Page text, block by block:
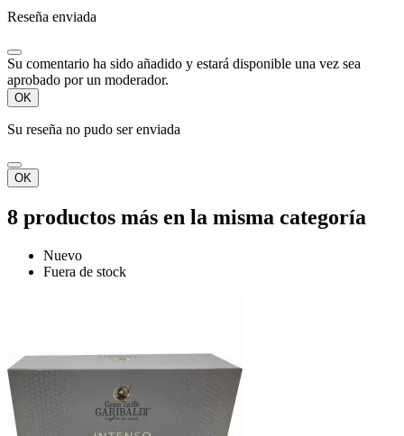
Reseña enviada
Su comentario ha sido añadido y estará disponible una vez sea
aprobado por un moderador.
OK
Su reseña no pudo ser enviada
OK
8 productos más en la misma categoría
Nuevo
Fuera de stock